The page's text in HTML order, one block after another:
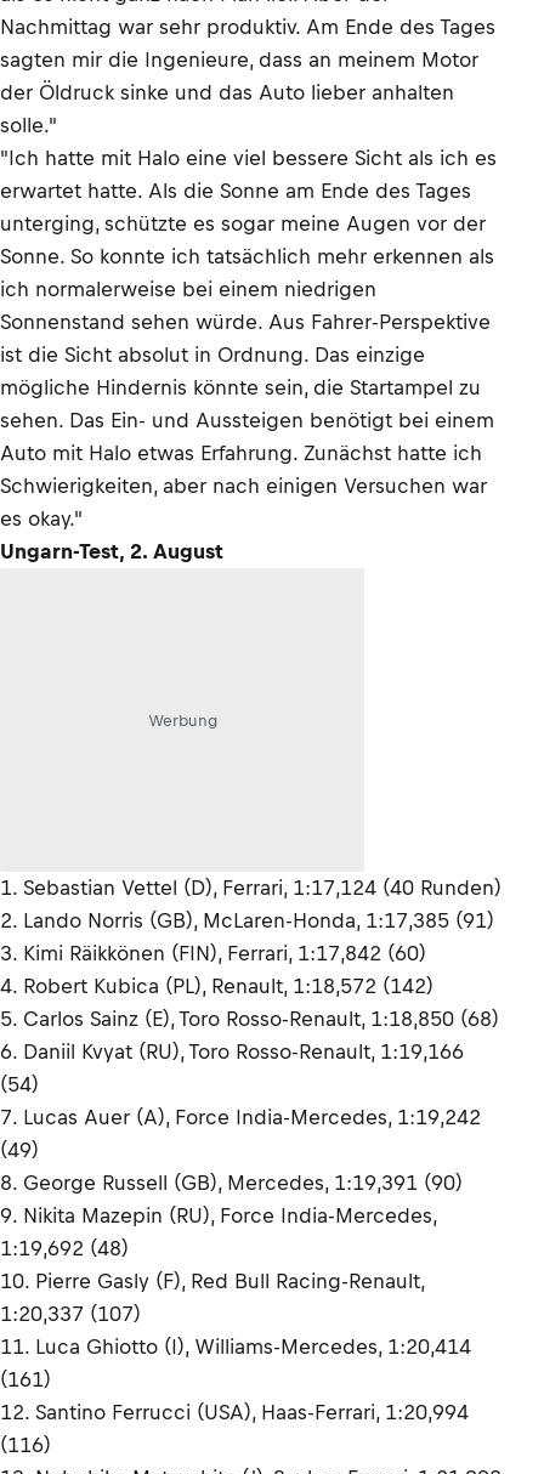
Nachmittag war sehr produktiv. Am Ende des Tages
sagten mir die Ingenieure, dass an meinem Motor
der Öldruck sinke und das Auto lieber anhalten
solle."
"Ich hatte mit Halo eine viel bessere Sicht als ich es
erwartet hatte. Als die Sonne am Ende des Tages
unterging, schützte es sogar meine Augen vor der
Sonne. So konnte ich tatsächlich mehr erkennen als
ich normalerweise bei einem niedrigen
Sonnenstand sehen würde. Aus Fahrer-Perspektive
ist die Sicht absolut in Ordnung. Das einzige
mögliche Hindernis könnte sein, die Startampel zu
sehen. Das Ein- und Aussteigen benötigt bei einem
Auto mit Halo etwas Erfahrung. Zunächst hatte ich
Schwierigkeiten, aber nach einigen Versuchen war
es okay."
Ungarn-Test, 2. August
Werbung
1. Sebastian Vettel (D), Ferrari, 1:17,124 (40 Runden)
2. Lando Norris (GB), McLaren-Honda, 1:17,385 (91)
3. Kimi Räikkönen (FIN), Ferrari, 1:17,842 (60)
4. Robert Kubica (PL), Renault, 1:18,572 (142)
5. Carlos Sainz (E), Toro Rosso-Renault, 1:18,850 (68)
6. Daniil Kvyat (RU), Toro Rosso-Renault, 1:19,166
(54)
7. Lucas Auer (A), Force India-Mercedes, 1:19,242
(49)
8. George Russell (GB), Mercedes, 1:19,391 (90)
9. Nikita Mazepin (RU), Force India-Mercedes,
1:19,692 (48)
10. Pierre Gasly (F), Red Bull Racing-Renault,
1:20,337 (107)
11. Luca Ghiotto (I), Williams-Mercedes, 1:20,414
(161)
12. Santino Ferrucci (USA), Haas-Ferrari, 1:20,994
(116)